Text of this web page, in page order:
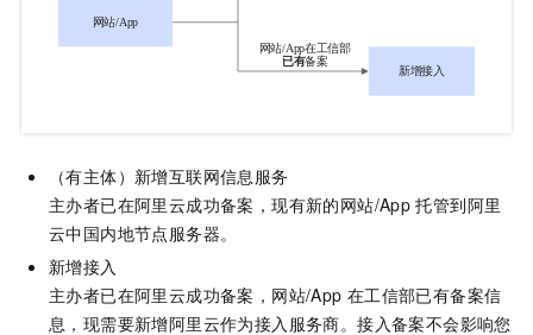
（有主体）新增互联网信息服务
主办者已在阿里云成功备案，现有新的网站/App 托管到阿里
云中国内地节点服务器。
新增接入
主办者已在阿里云成功备案，网站/App 在工信部已有备案信
息，现需要新增阿里云作为接入服务商。接入备案不会影响您